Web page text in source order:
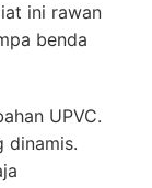
ini rawan
benda
UPVC.
dinamis.